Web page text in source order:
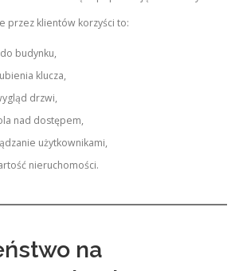
przez klientów korzyści to:
budynku,
klucza,
drzwi,
nad dostępem,
użytkownikami,
nieruchomości.
na